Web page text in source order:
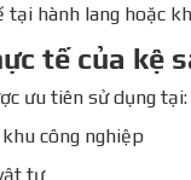
hành lang hoặc
tế của kệ
ưu tiên sử dụng tại:
công nghiệp
tư